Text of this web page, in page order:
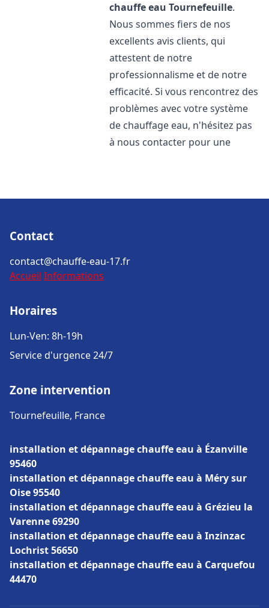
chauffe eau Tournefeuille.
Nous sommes fiers de nos
excellents avis clients, qui
attestent de notre
professionnalisme et de notre
efficacité. Si vous rencontrez des
problèmes avec votre système
de chauffage eau, n'hésitez pas
à nous contacter pour une
Contact
contact@chauffe-eau-17.fr
Accueil Informations
Horaires
Lun-Ven: 8h-19h
Service d'urgence 24/7
Zone intervention
Tournefeuille, France
installation et dépannage chauffe eau à Ézanville
95460
installation et dépannage chauffe eau à Méry sur
Oise 95540
installation et dépannage chauffe eau à Grézieu la
Varenne 69290
installation et dépannage chauffe eau à Inzinzac
Lochrist 56650
installation et dépannage chauffe eau à Carquefou
44470